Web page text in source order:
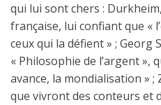
qui lui sont chers :
française, lui confiant que «
ceux qui la défient » ; Georg
« Philosophie de l’argent »,
avance, la mondialisation »
que vivront des conteurs et